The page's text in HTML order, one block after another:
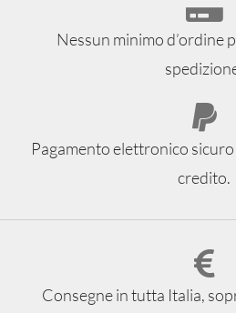
Nessun minimo d’ordine
Pagamento elettronico
credito.
Consegne in tutta Italia,